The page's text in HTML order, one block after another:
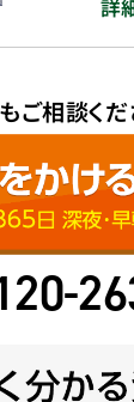
詳
ご相談く